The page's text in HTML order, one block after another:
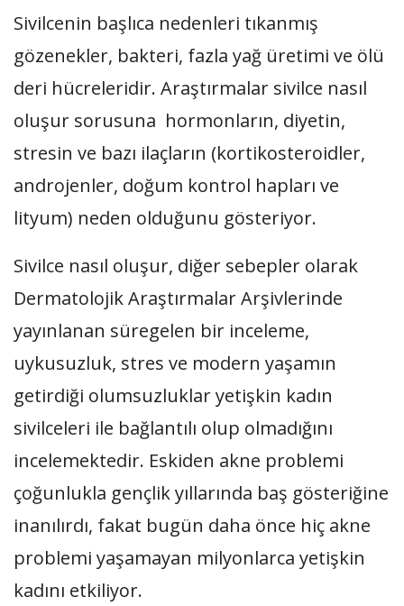
Sivilcenin başlıca nedenleri tıkanmış
gözenekler, bakteri, fazla yağ üretimi ve ölü
deri hücreleridir. Araştırmalar sivilce nasıl
oluşur sorusuna hormonların, diyetin,
stresin ve bazı ilaçların (kortikosteroidler,
androjenler, doğum kontrol hapları ve
lityum) neden olduğunu gösteriyor.
Sivilce nasıl oluşur, diğer sebepler olarak
Dermatolojik Araştırmalar Arşivlerinde
yayınlanan süregelen bir inceleme,
uykusuzluk, stres ve modern yaşamın
getirdiği olumsuzluklar yetişkin kadın
sivilceleri ile bağlantılı olup olmadığını
incelemektedir. Eskiden akne problemi
çoğunlukla gençlik yıllarında baş gösteriğine
inanılırdı, fakat bugün daha önce hiç akne
problemi yaşamayan milyonlarca yetişkin
kadını etkiliyor.